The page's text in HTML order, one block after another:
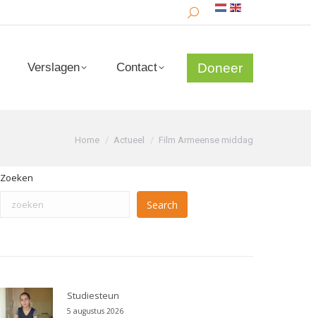
Search:
Verslagen Contact Doneer
Je bent hier:
Home Actueel Film Armeense middag
Zoeken
Search
Studiesteun
5 augustus 2026
Verslagen Contact Doneer